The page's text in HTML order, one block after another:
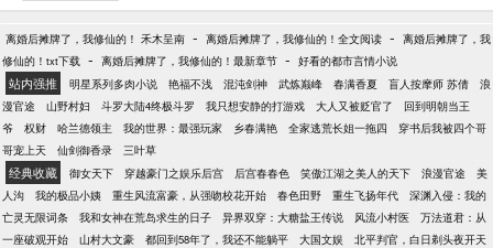
离婚后摊牌了，我修仙的！ 禾木呈南 - 离婚后摊牌了，我修仙的！全文阅读 - 离婚后摊牌了，我
修仙的！txt下载 - 离婚后摊牌了，我修仙的！最新章节 - 好看的都市言情小说
站内强推 明星系列多肉小说 艳福不浅 混沌剑神 武炼巅峰 春满香夏 盲人按摩师 苏倩
浪
漫官途
山野村妇 斗罗大陆4终极斗罗 我只想安静的打游戏 大人又被贬官了
回到明朝当王
爷
权财 哈兰德领主 我的世界：最强玩家 乡春满艳 全家逃荒长姐一拖四
穿书后我被四个哥
哥宠上天
仙剑御香录 三叶草
经典收藏 御女天下 穿越豪门之娱乐后宫 后宫春春色 笑傲江湖之美人的天下 浪漫官途
美
人沟
我的极品小姨 重生风流富豪，从强吻校花开始 春色田野 重生飞扬年代
深渊入侵：我的
亡灵无限词条
我和女神在荒岛求生的日子 异界双穿：大糖盐王传说 风流小村医
万法道君：从
一座破观开始
山村大文豪 都回到58年了，我还不能躺平 大国文娱
北平判官，白日剃头夜开天